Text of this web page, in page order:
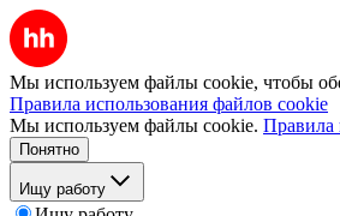
Мы используем файлы cookie, чтобы
Правила использования файлов cookie
Мы используем файлы cookie. Правила
Понятно
Ищу работу